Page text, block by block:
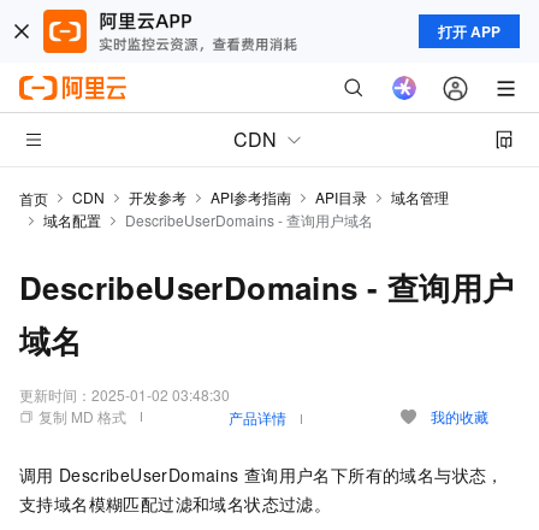
打开 APP
CDN
首页 CDN 开发参考 API参考指南 API目录
域名管理
域名配置
DescribeUserDomains - 查询用户域名
DescribeUserDomains - 查询用户
域名
更新时间： 2025-01-02 03:48:30
复制 MD 格式
产品详情 我的收藏
调用 DescribeUserDomains 查询用户名下所有的域名与状态，
支持域名模糊匹配过滤和域名状态过滤。